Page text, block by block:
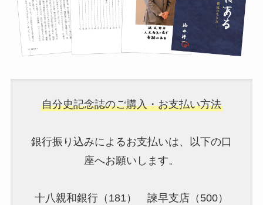
自分史記念誌のご購入・お支払い方法
銀行振り込みによるお支払いは、以下の口
座へお願いします。
十八親和銀行（181） 諫早支店（500）